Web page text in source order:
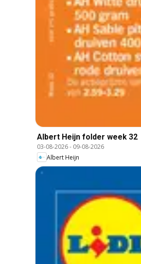
Albert Heijn folder week 32
03-08-2026- 09-08-2026
Albert Heijn